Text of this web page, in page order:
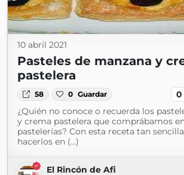
10 abril 2021
Pasteles de manzana y
pastelera
58 0 Guardar 0
¿Quién no conoce o recuerda los
y crema pastelera que comprábamos
pastelerías? Con esta receta tan
hacerlos en (...)
El Rincón de Afi